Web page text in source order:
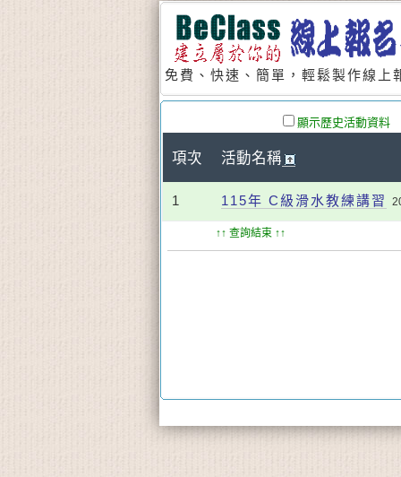
免費、快速、簡單，輕鬆製作線上
顯示歷史活動資料
項次 活動名稱
1 115年 C級滑水教練講習
↑↑ 查詢結束 ↑↑